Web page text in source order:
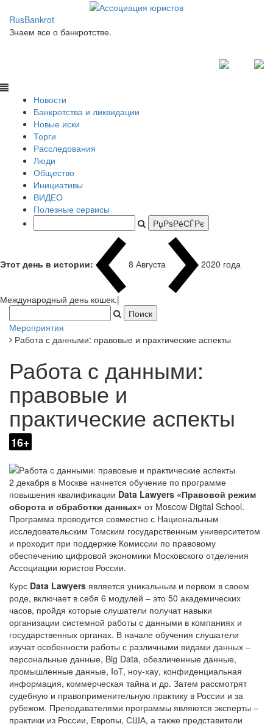
RusBankrot
Знаем все о банкротстве.
Новости
Банкротства и ликвидации
Новые иски
Торги
Расследования
Люди
Общество
Инициативы
ВИДЕО
Полезные сервисы
Этот день в истории: 8 Августа 1937 года
Работа с данными: правовые и практические аспекты
Работа с данными:
правовые и
практические аспекты
16+
2 декабря в Москве начнется обучение по программе
повышения квалификацииData Lawyers «Правовой режим
оборота и обработки данных »от Moscow Digital School.
Программа проводится совместно с Национальным
исследовательским Томским государственным университетом
и проходит при поддержке Комиссии по правовому
обеспечению цифровой экономики Московского отделения
Ассоциации юристов России.
КурсData Lawyersявляется уникальным и первом в своем
роде, включает в себя 6 модулей – это 50 академических
часов, пройдя которые слушатели получат навыки
организации системной работы с данными в компаниях и
государственных органах. В начале обучения слушатели
изучат особенности работы с различными видами данных –
персональные данные, Big Data, обезличенные данные,
промышленные данные, IоT, ноу-хау, конфиденциальная
информация, коммерческая тайна и др. Затем рассмотрят
судебную и правоприменительную практику в России и за
рубежом. Преподавателями программы являются эксперты –
практики из России, Европы, США, а также представители
государственных органов России.